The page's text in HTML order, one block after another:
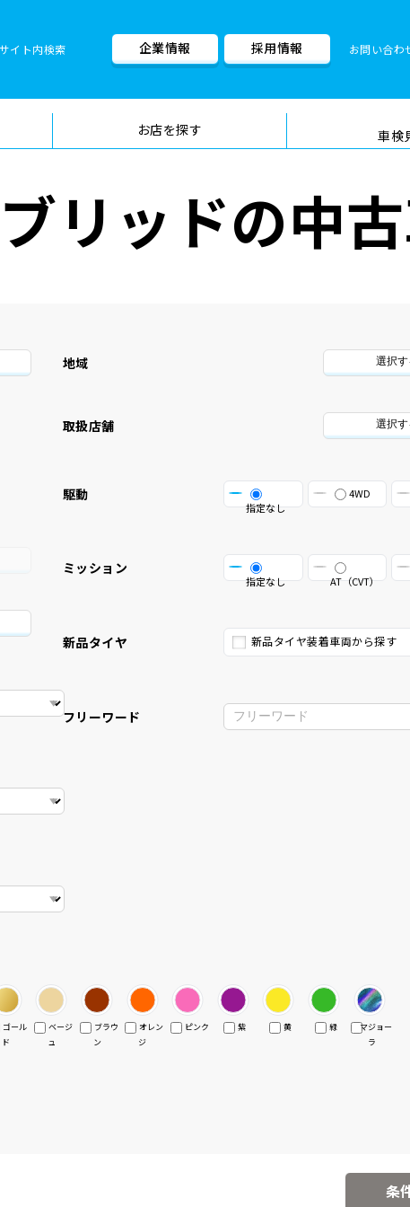
イト内検索 企業情報 採用情報 お問い合わ
お店を探す 車検
車検料金・メニュー 品質管理とサポー
リッドの中
地域 選択す
取扱店舗 選択す
駆動
指定なし
4WD
ミッション
指定なし AT（CVT）
新品タイヤ 新品タイヤ装着車両から探す
フリーワード
ゴール
ド
ベージ
ュ
ブラウ
ン
オレン
ジ
ピンク 紫 黄 緑
マジョー
ラ
条